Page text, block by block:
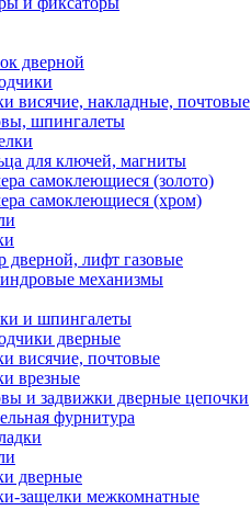
дверной
висячие, накладные, почтовые
шпингалеты
для ключей, магниты
самоклеющиеся (золото)
самоклеющиеся (хром)
дверной, лифт газовые
механизмы
и шпингалеты
дверные
висячие, почтовые
врезные
и задвижки дверные цепочки
фурнитура
дверные
защелки межкомнатные